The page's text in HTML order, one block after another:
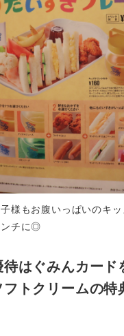
様もお腹いっぱいのキッ
ンチに◎
はぐみんカード
トクリームの特